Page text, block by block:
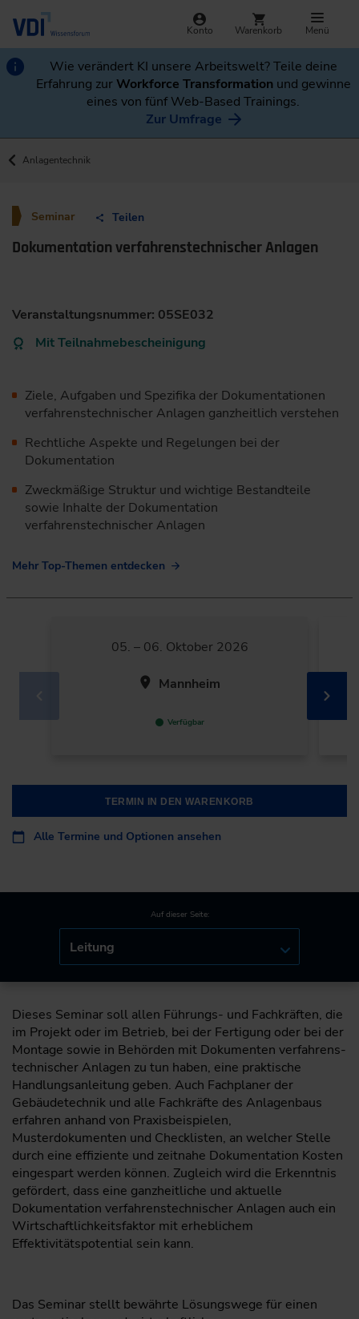
Konto Warenkorb Menü
Wie verändert KI unsere Arbeitswelt? Teile deine
Erfahrung zurWorkforce Transformation und gewinne
eines von fünf Web-Based Trainings.
Zur Umfrage
Anlagentechnik
Seminar Teilen
Dokumentation verfahrenstechnischer Anlagen
Veranstaltungsnummer: 05SE032
Mit Teilnahmebescheinigung
Ziele, Aufgaben und Spezifika der Dokumentationen
verfahrens­technischer Anlagen ganzheitlich verstehen
Rechtliche Aspekte und Regelungen bei der
Dokumentation
Zweckmäßige Struktur und wichtige Bestandteile
sowie Inhalte der ­Dokumentation
verfahrenstechnischer Anlagen
Mehr Top-Themen entdecken
05. – 06. Oktober 2026
Mannheim
Verfügbar
TERMIN IN DEN WARENKORB
Alle Termine und Optionen ansehen
Auf dieser Seite:
Leitung
Dieses Seminar soll allen Führungs- und Fachkräften, die
im Projekt oder im Betrieb, bei der Fertigung oder bei der
Montage sowie in Behörden mit Dokumenten verfahrens­
technischer Anlagen zu tun haben, eine praktische
Handlungsanleitung geben. Auch Fachplaner der
Gebäude­technik und alle Fachkräfte des Anlagenbaus
erfahren anhand von Praxisbeispielen,
Musterdokumenten und Checklisten, an welcher Stelle
durch eine effiziente und zeitnahe Dokumentation Kosten
eingespart werden können. Zugleich wird die Erkenntnis
gefördert, dass eine ganzheitliche und aktuelle
Dokumentation verfahrenstechnischer Anlagen auch ein
Wirtschaftlichkeitsfaktor mit erheblichem
Effektivitätspotential sein kann.
Das Seminar stellt bewährte Lösungswege für einen